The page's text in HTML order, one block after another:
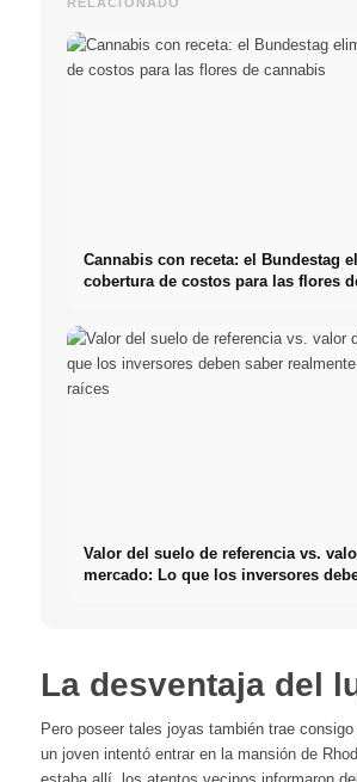
Cannabis con receta: el Bundestag
cobertura de costos para las flores
Valor del suelo de referencia vs.
mercado: Lo que los inversores
La desventaja del
Pero poseer tales joyas también trae
un joven intentó entrar en la mansión de